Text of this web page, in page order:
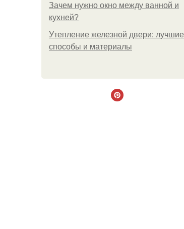
Зачем нужно окно между ванной и
кухней?
Утепление железной двери: лучшие
способы и материалы